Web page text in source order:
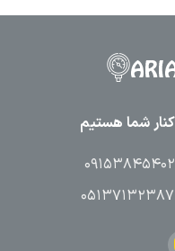
۰۹۱۵۳۸۴۵۴۰۲
۰۵۱۳۷۱۳۲۳۸۷